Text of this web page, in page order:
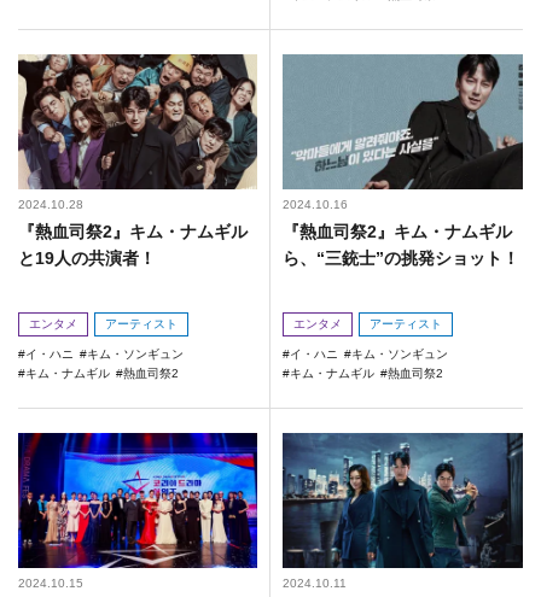
2024.10.28
『熱血司祭2』キム・ナムギル
と19人の共演者！
エンタメ アーティスト
イ・ハニ
キム・ソンギュン
キム・ナムギル
熱血司祭2
2024.10.16
『熱血司祭2』キム・ナムギル
ら、“三銃士”の挑発ショット！
エンタメ アーティスト
イ・ハニ
キム・ソンギュン
キム・ナムギル
熱血司祭2
2024.10.15 2024.10.11